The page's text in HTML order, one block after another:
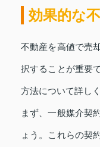
効果的な
不動産を高値で売
択することが重要
方法について詳し
まず、一般媒介契
ょう。これらの契